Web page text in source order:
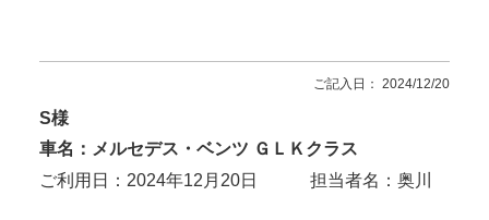
ご記入日： 2024/12/20
S様
車名：メルセデス・ベンツ ＧＬＫクラス
ご利用日：2024年12月20日 担当者名：奥川